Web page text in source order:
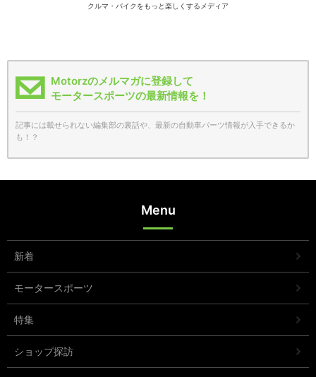
クルマ・バイクをもっと楽しくするメディア
Motorzのメルマガに登録して
モータースポーツの最新情報を！
記事には載せられない編集部の裏話や、最新の自動車パーツ情報が入手できるか
も！？
Menu
新着
モータースポーツ
特集
ショップ探訪